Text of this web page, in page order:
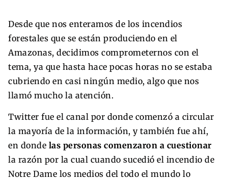
Desde que nos enteramos de los incendios
forestales que se están produciendo en el
Amazonas, decidimos comprometernos con el
tema, ya que hasta hace pocas horas no se estaba
cubriendo en casi ningún medio, algo que nos
llamó mucho la atención.
Twitter fue el canal por donde comenzó a circular
la mayoría de la información, y también fue ahí,
en donde las personas comenzaron a cuestionar
la razón por la cual cuando sucedió el incendio de
Notre Dame los medios del todo el mundo lo